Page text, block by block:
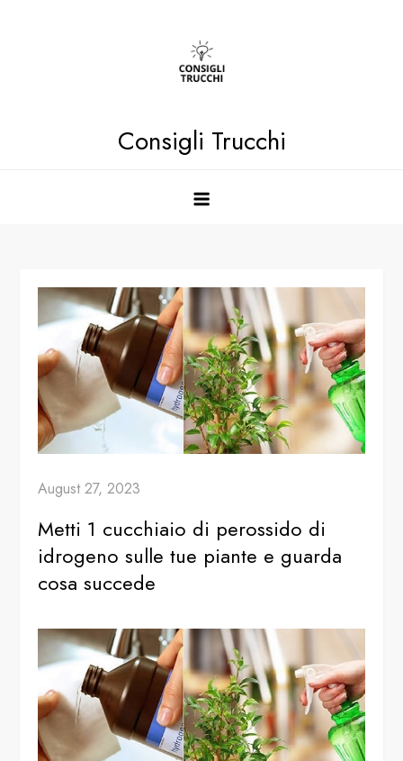
Consigli Trucchi
August 27, 2023
Metti 1 cucchiaio di perossido di
idrogeno sulle tue piante e guarda
cosa succede